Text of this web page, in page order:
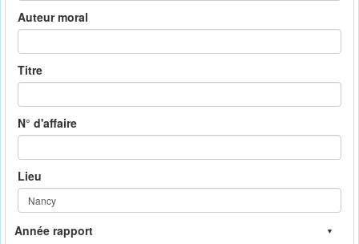
Auteur moral
Titre
N° d'affaire
Lieu